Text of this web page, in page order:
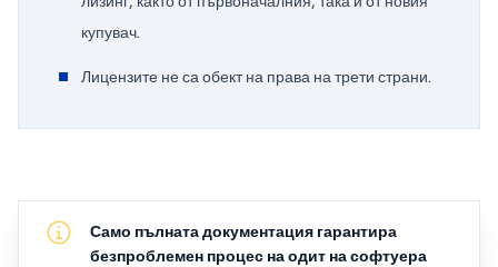
купувач.
Лицензите не са обект на права на трети страни.
Само пълната документация гарантира
безпроблемен процес на одит на софтуера